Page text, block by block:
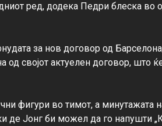
ред, додека Педри блеска во
за нов договор од
од својот актуелен договор, што
фигури во тимот, а минутажата
Јонг би можел да го напушти